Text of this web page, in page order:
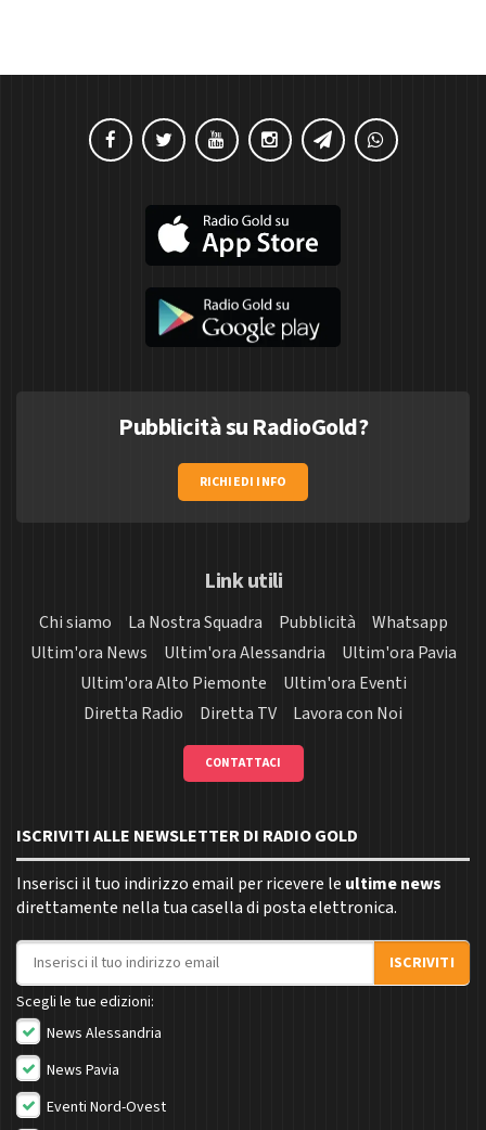
Pubblicità su RadioGold?
RICHIEDI INFO
Link utili
Chi siamo La Nostra Squadra Pubblicità
Whatsapp
Ultim'ora News
Ultim'ora Alessandria
Ultim'ora Pavia
Ultim'ora Alto Piemonte
Ultim'ora Eventi
Diretta Radio
Diretta TV Lavora con Noi
CONTATTACI
ISCRIVITI ALLE NEWSLETTER DI RADIO GOLD
Inserisci il tuo indirizzo email per ricevere le ultime news
direttamente nella tua casella di posta elettronica.
Indirizzo email
ISCRIVITI
Scegli le tue edizioni:
News Alessandria
News Pavia
Eventi Nord-Ovest